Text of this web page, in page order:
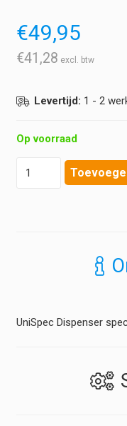
€49,95
€41,28
Levertijd: 1 - 2
Op voorraad
UniSpec Dispenser